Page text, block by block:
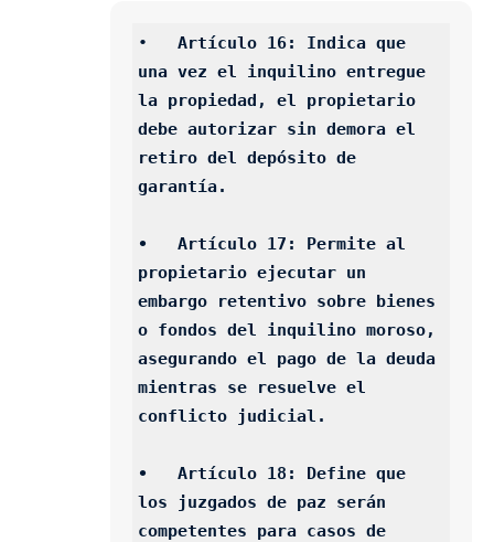
• Artículo 16: Indica que
una vez el inquilino entregue
la propiedad, el propietario
debe autorizar sin demora el
retiro del depósito de
garantía.
•   Artículo 17: Permite al
propietario ejecutar un
embargo retentivo sobre bienes
o fondos del inquilino moroso,
asegurando el pago de la deuda
mientras se resuelve el
conflicto judicial.
•   Artículo 18: Define que
los juzgados de paz serán
competentes para casos de